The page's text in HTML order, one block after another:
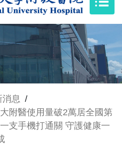
消息 /
附醫使用量破2萬居全國第
支手機打通關 守護健康一